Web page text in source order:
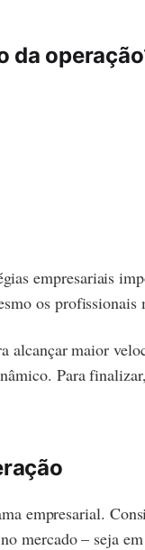
da
empresariais
os profissionais
maior
Para
empresarial.
mercado – seja